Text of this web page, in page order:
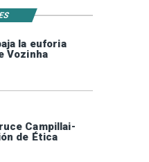
la euforia
Vozinha
Campillai-
de Ética